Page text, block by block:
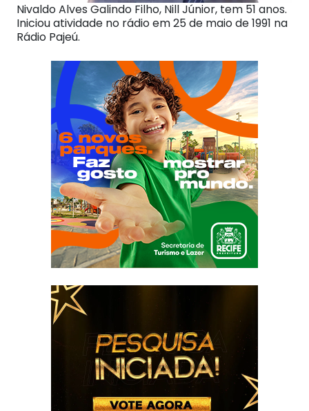
Nivaldo Alves Galindo Filho, Nill Júnior, tem 51 anos.
Iniciou atividade no rádio em 25 de maio de 1991 na
Rádio Pajeú.